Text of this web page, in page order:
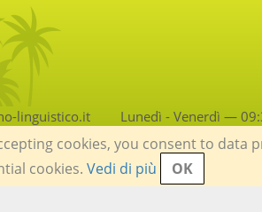
linguistico.it Lunedì - Venerdì —
cookies, you consent to data
cookies. Vedi di più OK